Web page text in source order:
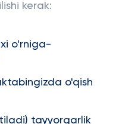
kerak:
o'rniga-
o'qish
tayyorgarlik